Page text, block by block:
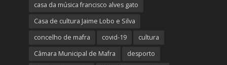
casa da música francisco alves gato
Casa de cultura Jaime Lobo e Silva
concelho de mafra
covid-19
cultura
Câmara Municipal de Mafra
desporto